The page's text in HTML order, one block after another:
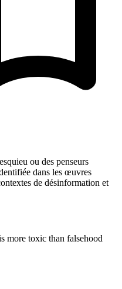
ou des penseurs
dans les œuvres
de désinformation et
more toxic than falsehood